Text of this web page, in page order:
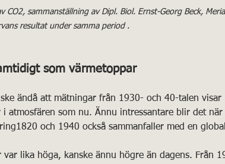
CO2, sammanställning av Dipl. Biol. Ernst-Georg Beck,
resultat under samma period .
som värmetoppar
ändå att mätningar från 1930- och 40-talen visar
atmosfären som nu. Ännu intressantare blir det när
och 1940 också sammanfaller med en
var lika höga, kanske ännu högre än dagens. Från